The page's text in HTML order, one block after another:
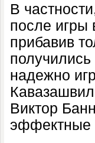
В
после игры
прибавив
надежно
Виктор
эффектные